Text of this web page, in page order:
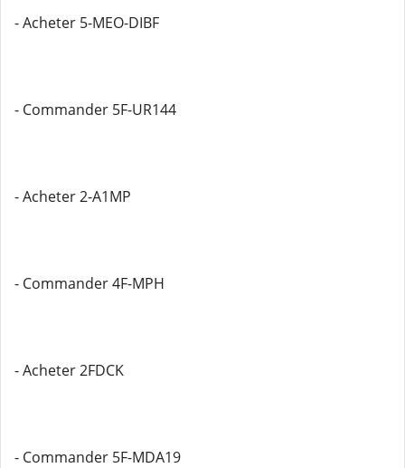
- Acheter 5-MEO-DIBF
- Commander 5F-UR144
- Acheter 2-A1MP
- Commander 4F-MPH
- Acheter 2FDCK
- Commander 5F-MDA19